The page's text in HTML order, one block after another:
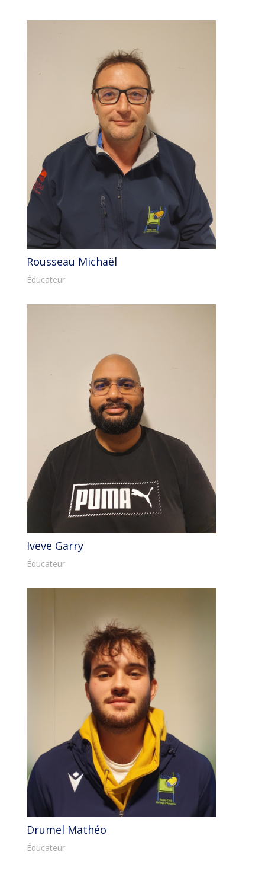
Rousseau Michaël
Éducateur
Iveve Garry
Éducateur
Drumel Mathéo
Éducateur